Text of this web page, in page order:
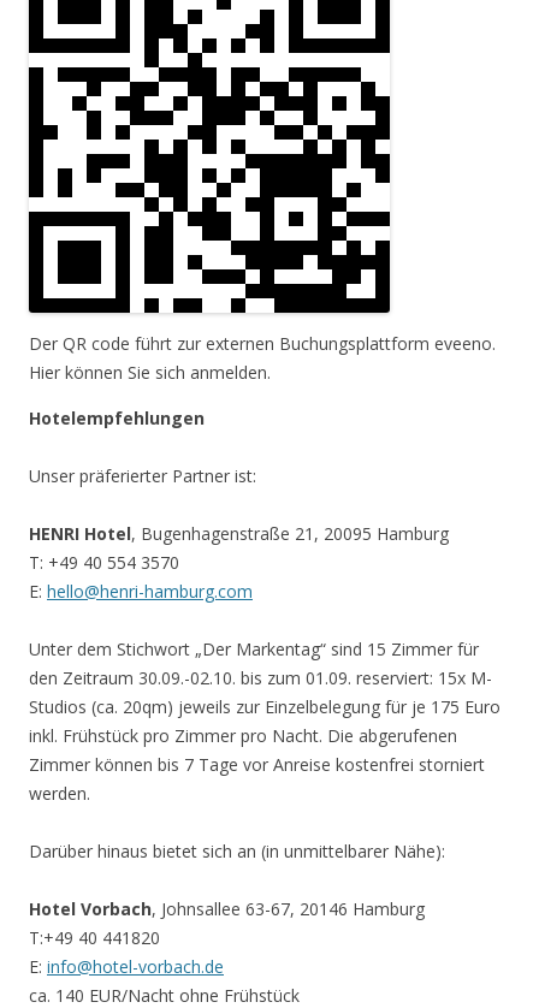
Der QR code führt zur externen Buchungsplattform eveeno.
Hier können Sie sich anmelden.
Hotelempfehlungen
Unser präferierter Partner ist:
HENRI Hotel, Bugenhagenstraße 21, 20095 Hamburg
T: +49 40 554 3570
E: hello@henri-hamburg.com
Unter dem Stichwort „Der Markentag“ sind 15 Zimmer für
den Zeitraum 30.09.-02.10. bis zum 01.09. reserviert: 15x M-
Studios (ca. 20qm) jeweils zur Einzelbelegung für je 175 Euro
inkl. Frühstück pro Zimmer pro Nacht. Die abgerufenen
Zimmer können bis 7 Tage vor Anreise kostenfrei storniert
werden.
Darüber hinaus bietet sich an (in unmittelbarer Nähe):
Hotel Vorbach, Johnsallee 63-67, 20146 Hamburg
T:+49 40 441820
E: info@hotel-vorbach.de
ca. 140 EUR/Nacht ohne Frühstück